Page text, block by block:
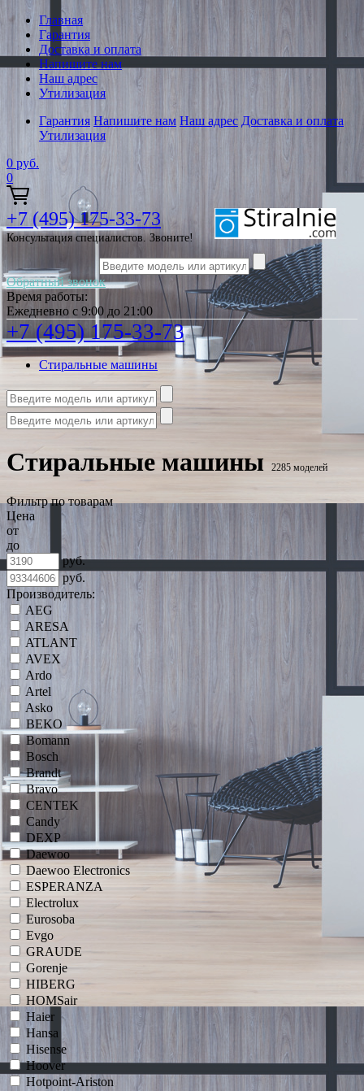
Главная
Гарантия
Доставка и оплата
Напишите нам
Наш адрес
Утилизация
Гарантия Напишите нам Наш адрес Доставка и оплата
Утилизация
0 руб.
0
+7 (495) 175-33-73
Консультация специалистов. Звоните!
Обратный звонок
Время работы:
Ежедневно с 9:00 до 21:00
+7 (495) 175-33-73
Стиральные машины
Стиральные машины 2285 моделей
Фильтр по товарам
Цена
от
до
руб.
руб.
Производитель:
AEG
ARESA
ATLANT
AVEX
Ardo
Artel
Asko
BEKO
Bomann
Bosch
Brandt
Bravo
CENTEK
Candy
DEXP
Daewoo
Daewoo Electronics
ESPERANZA
Electrolux
Eurosoba
Evgo
GRAUDE
Gorenje
HIBERG
HOMSair
Haier
Hansa
Hisense
Hoover
Hotpoint-Ariston